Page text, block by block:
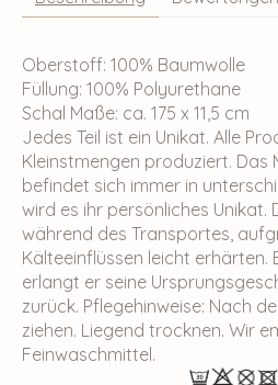
Oberstoff: 100% Baumwolle
Füllung: 100% Polyurethane
Schal Maße: ca. 175 x 11,5 cm
Jedes Teil ist ein Unikat. Alle
Kleinstmengen produziert. Das
befindet sich immer in
wird es ihr persönliches Unikat.
während des Transportes,
Kälteeinflüssen leicht erhärten.
erlangt er seine
zurück. Pflegehinweise: Nach
ziehen. Liegend trocknen. Wir
Feinwaschmittel.